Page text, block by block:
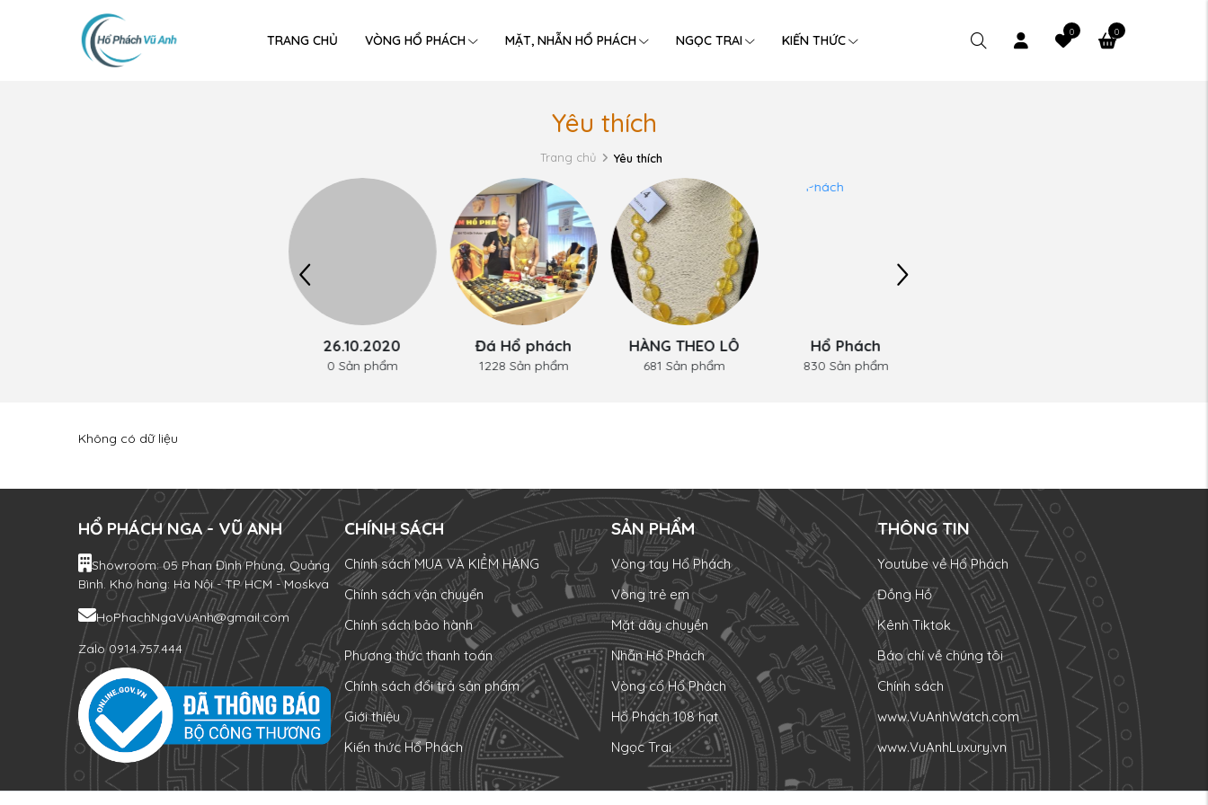
TRANG CHỦ VÒNG HỔ PHÁCH MẶT, NHẪN HỔ PHÁCH NGỌC TRAI KIẾN THỨC
0
0
Yêu thích
Trang chủ Yêu thích
26.10.2020
0 Sản phẩm
Đá Hổ phách
1228 Sản phẩm
HÀNG THEO LÔ
681 Sản phẩm
Hổ Phách
830 Sản phẩm
Không có dữ liệu
HỔ PHÁCH NGA - VŨ ANH
Showroom: 05 Phan Đình Phùng, Quảng
Bình. Kho hàng: Hà Nội - TP HCM - Moskva
HoPhachNgaVuAnh@gmail.com
Zalo 0914.757.444
CHÍNH SÁCH
Chính sách MUA VÀ KIỂM HÀNG
Chính sách vận chuyển
Chính sách bảo hành
Phương thức thanh toán
Chính sách đổi trả sản phẩm
Giới thiệu
Kiến thức Hổ Phách
SẢN PHẨM
Vòng tay Hổ Phách
Vòng trẻ em
Mặt dây chuyền
Nhẫn Hổ Phách
Vòng cổ Hổ Phách
Hổ Phách 108 hạt
Ngọc Trai
THÔNG TIN
Youtube về Hổ Phách
Đồng Hồ
Kênh Tiktok
Báo chí về chúng tôi
Chính sách
www.VuAnhWatch.com
www.VuAnhLuxury.vn